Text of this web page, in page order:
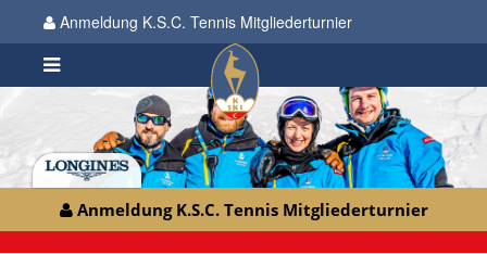
Anmeldung K.S.C. Tennis Mitgliederturnier
Anmeldung K.S.C. Tennis Mitgliederturnier